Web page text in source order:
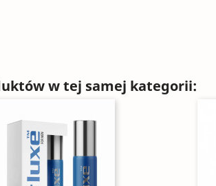
w tej samej kategorii: